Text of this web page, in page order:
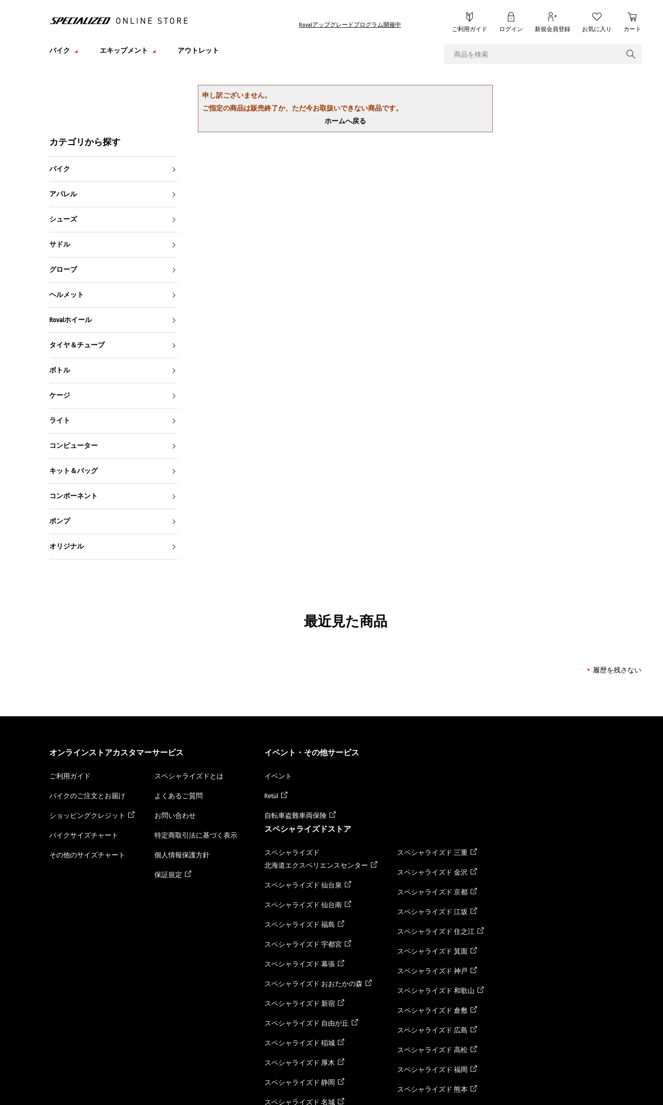
Rovalアップグレードプログラム開催中
ご利用ガイド ログイン 新規会員登録 お気に入り カート
バイク エキップメント アウトレット
申し訳ございません。
ご指定の商品は販売終了か、ただ今お取扱いできない商品です。
ホームへ戻る
カテゴリから探す
バイク
アパレル
シューズ
サドル
グローブ
ヘルメット
Rovalホイール
タイヤ＆チューブ
ボトル
ケージ
ライト
コンピューター
キット＆バッグ
コンポーネント
ポンプ
オリジナル
最近見た商品
履歴を残さない
オンラインストアカスタマーサービス
ご利用ガイド
バイクのご注文とお届け
ショッピングクレジット
バイクサイズチャート
その他のサイズチャート
スペシャライズドとは
よくあるご質問
お問い合わせ
特定商取引法に基づく表示
個人情報保護方針
保証規定
イベント・その他サービス
イベント
Retül
自転車盗難車両保険
スペシャライズドストア
スペシャライズド
北海道エクスペリエンスセンター
スペシャライズド 仙台泉
スペシャライズド 仙台南
スペシャライズド 福島
スペシャライズド 宇都宮
スペシャライズド 幕張
スペシャライズド おおたかの森
スペシャライズド 新宿
スペシャライズド 自由が丘
スペシャライズド 稲城
スペシャライズド 厚木
スペシャライズド 静岡
スペシャライズド 名城
スペシャライズド 三重
スペシャライズド 金沢
スペシャライズド 京都
スペシャライズド 江坂
スペシャライズド 住之江
スペシャライズド 箕面
スペシャライズド 神戸
スペシャライズド 和歌山
スペシャライズド 倉敷
スペシャライズド 広島
スペシャライズド 高松
スペシャライズド 福岡
スペシャライズド 熊本